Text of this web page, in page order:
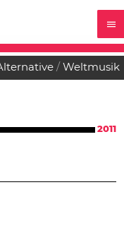
Weltmusik
2011